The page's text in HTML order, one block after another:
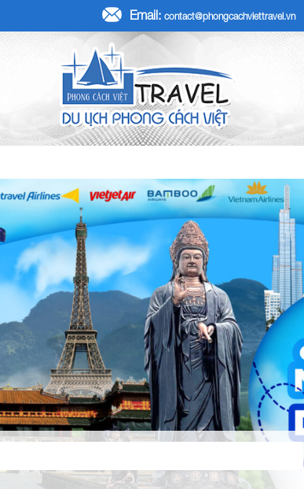
Email: contact@phongcachviettravel.vn